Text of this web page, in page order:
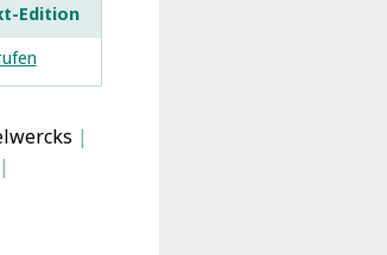
Edition
|
|